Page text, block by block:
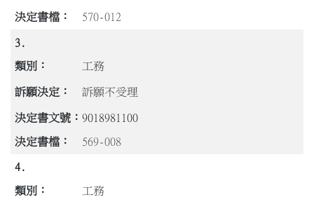
570-012
3.
工務
訴願不受理
9018981100
569-008
4.
工務